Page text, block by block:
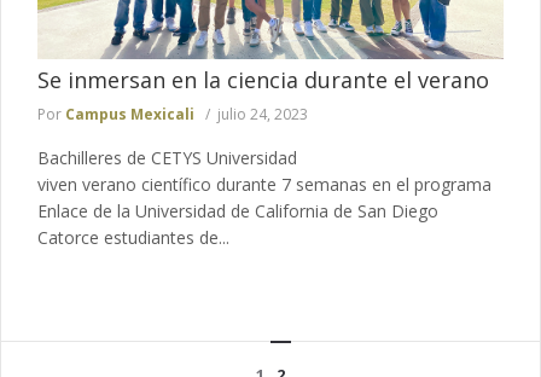
Se inmersan en la ciencia durante el verano
Por Campus Mexicali julio 24, 2023
Bachilleres de CETYS Universidad
viven verano científico durante 7 semanas en el programa
Enlace de la Universidad de California de San Diego
Catorce estudiantes de...